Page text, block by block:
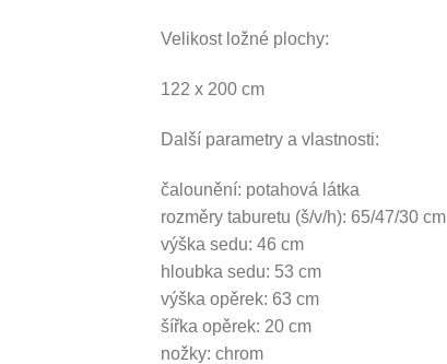
Velikost ložné plochy:
122 x 200 cm
Další parametry a vlastnosti:
čalounění: potahová látka
rozměry taburetu (š/v/h): 65/47/30 cm
výška sedu: 46 cm
hloubka sedu: 53 cm
výška opěrek: 63 cm
šířka opěrek: 20 cm
nožky: chrom